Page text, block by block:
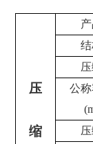
压
缩
公